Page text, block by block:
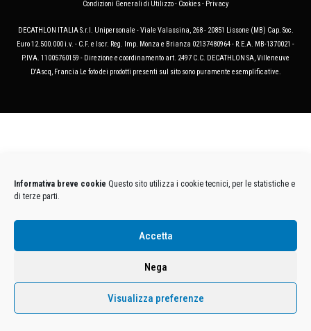
Informativa breve cookie Questo sito utilizza i cookie tecnici, per le statistiche e
di terze parti.
Accetta
Nega
Visualizza preferenze
Condizioni Generali di Utilizzo- Cookies- Privacy
DECATHLON ITALIA S.r.l. Unipersonale - Viale Valassina, 268 - 20851 Lissone (MB) Cap. Soc.
Euro 12.500.000 i.v. - C.F. e Iscr. Reg. Imp. Monza e Brianza 02137480964 - R.E.A. MB-1370021 -
P.IVA. 11005760159 - Direzione e coordinamento art. 2497 C.C. DECATHLON SA, Villeneuve
D'Ascq, Francia Le foto dei prodotti presenti sul sito sono puramente esemplificative.